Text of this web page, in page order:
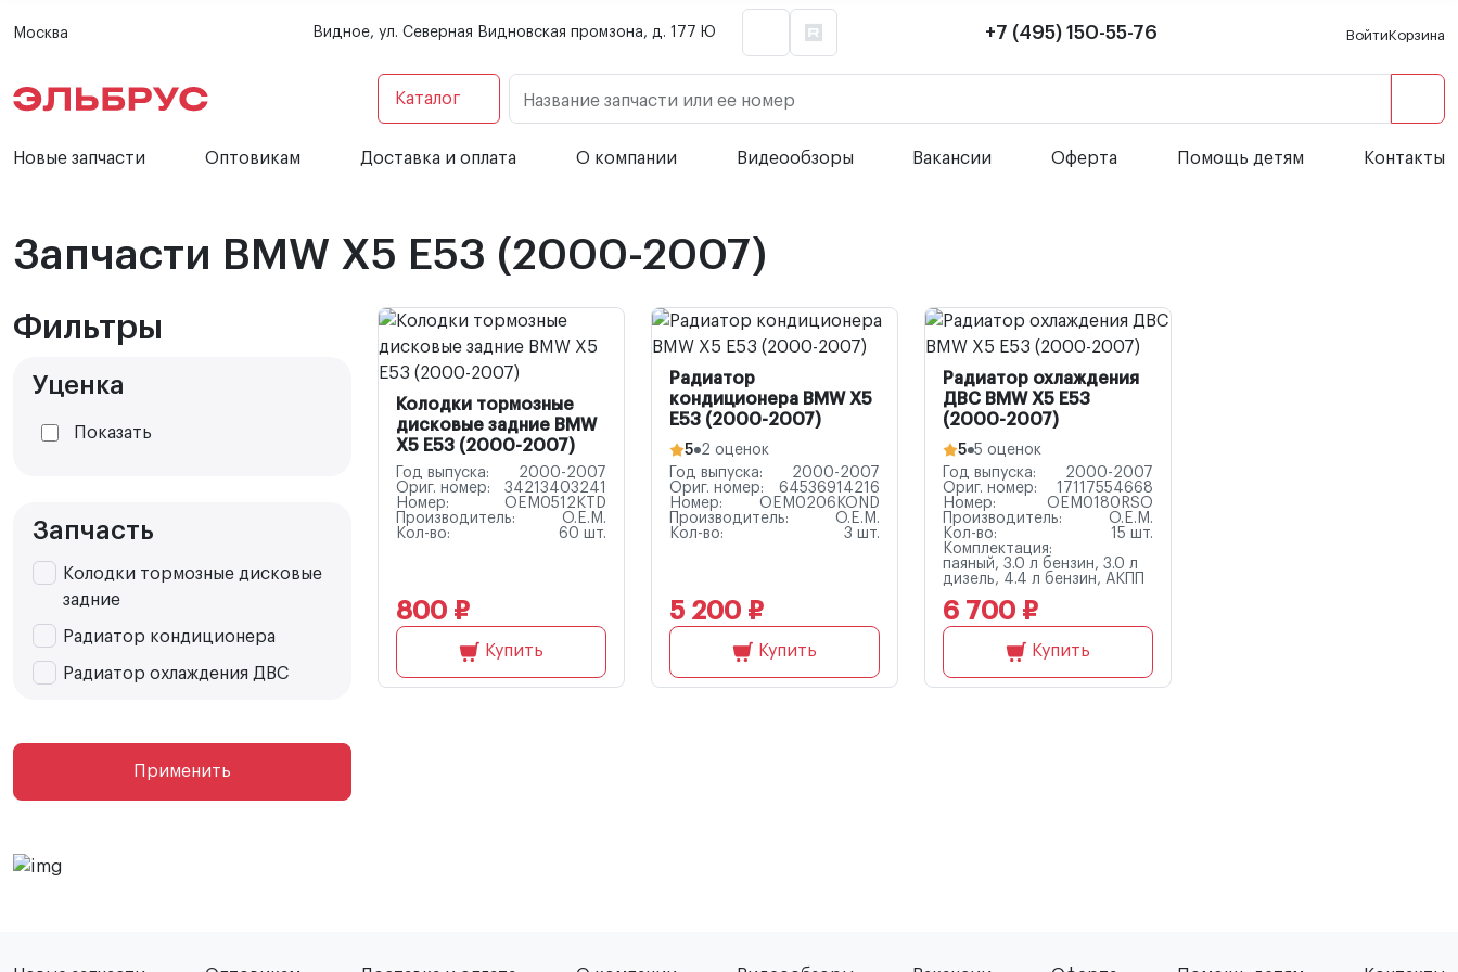
Москва Видное, ул. Северная Видновская промзона, д. 177 Ю +7 (495) 150-55-76 ВойтиКорзина
Каталог Название запчасти или ее номер
Новые запчасти Оптовикам Доставка и оплата О компании Видеообзоры Вакансии Оферта Помощь детям Контакты
Запчасти BMW X5 E53 (2000-2007)
Фильтры
Уценка
Показать
Запчасть
Колодки тормозные дисковые
задние
Радиатор кондиционера
Радиатор охлаждения ДВС
Применить
Колодки тормозные
дисковые задние BMW
X5 E53 (2000-2007)
Год выпуска:
2000-2007
Ориг. номер:
34213403241
Номер:
OEM0512KTD
Производитель:
O.E.M.
Кол-во:
60 шт.
800 ₽
Купить
Радиатор
кондиционера BMW X5
E53 (2000-2007)
5 2 оценок
Год выпуска:
2000-2007
Ориг. номер:
64536914216
Номер:
OEM0206KOND
Производитель:
O.E.M.
Кол-во:
3 шт.
5 200 ₽
Купить
Радиатор охлаждения
ДВС BMW X5 E53
(2000-2007)
5 5 оценок
Год выпуска:
2000-2007
Ориг. номер:
17117554668
Номер:
OEM0180RSO
Производитель:
O.E.M.
Кол-во:
15 шт.
Комплектация:
паяный, 3.0 л бензин, 3.0 л
дизель, 4.4 л бензин, АКПП
6 700 ₽
Купить